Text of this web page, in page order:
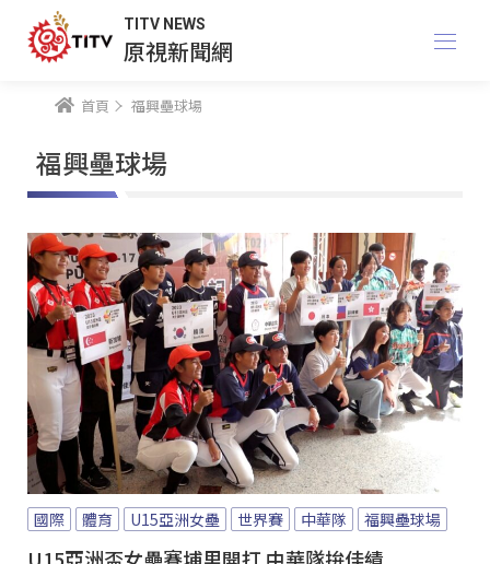
TITV NEWS
原視新聞網
首頁 福興壘球場
福興壘球場
國際 體育 U15亞洲女壘 世界賽 中華隊 福興壘球場
U15亞洲盃女壘賽埔里開打 中華隊拚佳績